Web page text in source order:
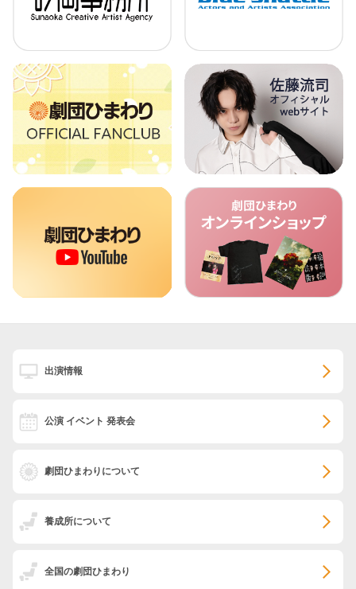
出演情報
公演 イベント 発表会
劇団ひまわりについて
養成所について
全国の劇団ひまわり